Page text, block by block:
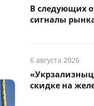
В следующих
сигналы
6 августа 2026
скидке на